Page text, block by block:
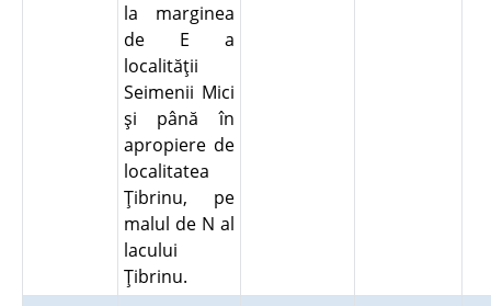
la marginea
de E a
localităţii
Seimenii Mici
şi până în
apropiere de
localitatea
Ţibrinu, pe
malul de N al
lacului
Ţibrinu.